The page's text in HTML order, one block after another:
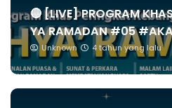
🔴 [LIVE] PROGRAM
YA RAMADAN #05
Unknown 4 tahun yang lalu